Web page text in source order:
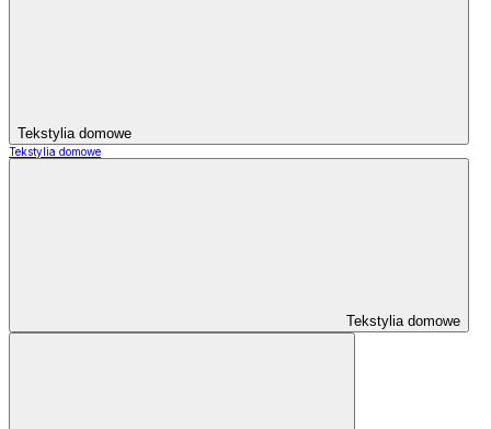
Tekstylia domowe
Tekstylia domowe
Tekstylia domowe